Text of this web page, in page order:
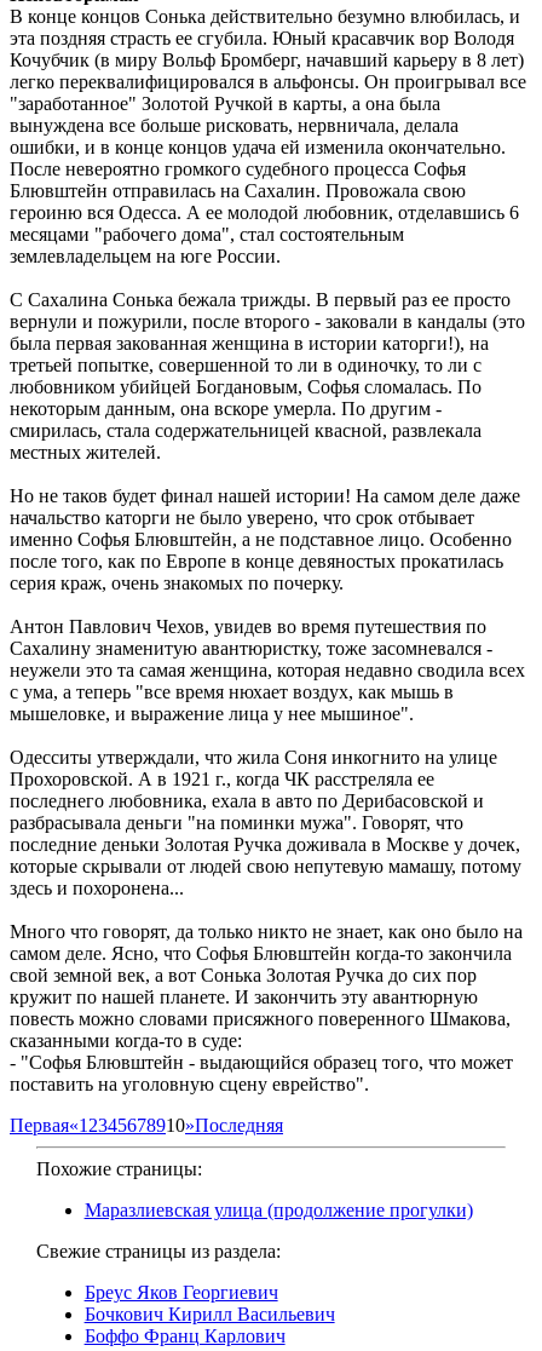
В конце концов Сонька действительно безумно влюбилась, и
эта поздняя страсть ее сгубила. Юный красавчик вор Володя
Кочубчик (в миру Вольф Бромберг, начавший карьеру в 8 лет)
легко переквалифицировался в альфонсы. Он проигрывал все
"заработанное" Золотой Ручкой в карты, а она была
вынуждена все больше рисковать, нервничала, делала
ошибки, и в конце концов удача ей изменила окончательно.
После невероятно громкого судебного процесса Софья
Блювштейн отправилась на Сахалин. Провожала свою
героиню вся Одесса. А ее молодой любовник, отделавшись 6
месяцами "рабочего дома", стал состоятельным
землевладельцем на юге России.
С Сахалина Сонька бежала трижды. В первый раз ее просто
вернули и пожурили, после второго - заковали в кандалы (это
была первая закованная женщина в истории каторги!), на
третьей попытке, совершенной то ли в одиночку, то ли с
любовником убийцей Богдановым, Софья сломалась. По
некоторым данным, она вскоре умерла. По другим -
смирилась, стала содержательницей квасной, развлекала
местных жителей.
Но не таков будет финал нашей истории! На самом деле даже
начальство каторги не было уверено, что срок отбывает
именно Софья Блювштейн, а не подставное лицо. Особенно
после того, как по Европе в конце девяностых прокатилась
серия краж, очень знакомых по почерку.
Антон Павлович Чехов, увидев во время путешествия по
Сахалину знаменитую авантюристку, тоже засомневался -
неужели это та самая женщина, которая недавно сводила всех
с ума, а теперь "все время нюхает воздух, как мышь в
мышеловке, и выражение лица у нее мышиное".
Одесситы утверждали, что жила Соня инкогнито на улице
Прохоровской. А в 1921 г., когда ЧК расстреляла ее
последнего любовника, ехала в авто по Дерибасовской и
разбрасывала деньги "на поминки мужа". Говорят, что
последние деньки Золотая Ручка доживала в Москве у дочек,
которые скрывали от людей свою непутевую мамашу, потому
здесь и похоронена...
Много что говорят, да только никто не знает, как оно было на
самом деле. Ясно, что Софья Блювштейн когда-то закончила
свой земной век, а вот Сонька Золотая Ручка до сих пор
кружит по нашей планете. И закончить эту авантюрную
повесть можно словами присяжного поверенного Шмакова,
сказанными когда-то в суде:
- "Софья Блювштейн - выдающийся образец того, что может
поставить на уголовную сцену еврейство".
Первая«1 2345678910»Последняя
Похожие страницы:
Маразлиевская улица (продолжение прогулки)
Свежие страницы из раздела:
Бреус Яков Георгиевич
Бочкович Кирилл Васильевич
Боффо Франц Карлович